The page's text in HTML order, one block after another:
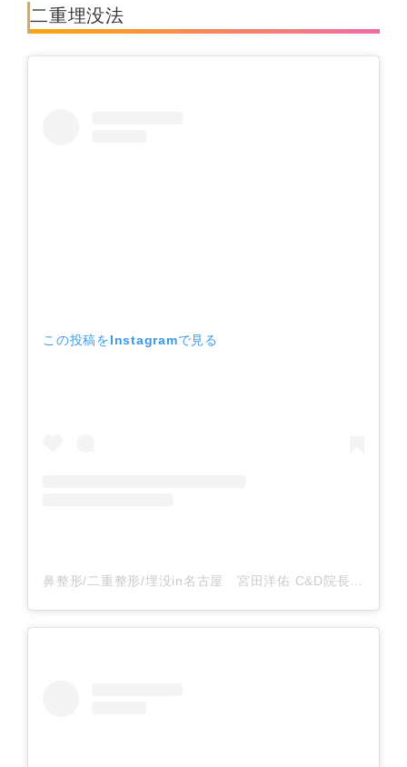
二重埋没法
この投稿をInstagramで見る